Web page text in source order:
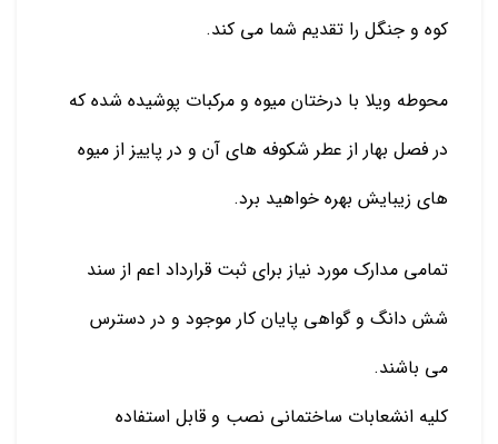
کوه و جنگل را تقدیم شما می کند.
محوطه ویلا با درختان میوه و مرکبات پوشیده شده که
در فصل بهار از عطر شکوفه های آن و در پاییز از میوه
های زیبایش بهره خواهید برد.
تمامی مدارک مورد نیاز برای ثبت قرارداد اعم از سند
شش دانگ و گواهی پایان کار موجود و در دسترس
می باشند.
کلیه انشعابات ساختمانی نصب و قابل استفاده